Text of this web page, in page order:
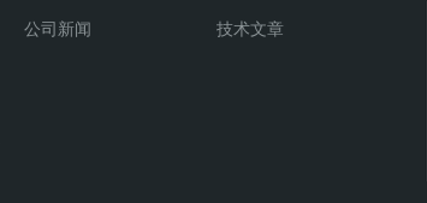
公司新闻 技术文章